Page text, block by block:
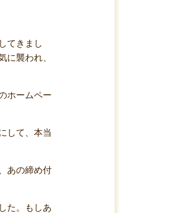
てきまし
に襲われ、
ホームペー
して、本当
あの締め付
た。もしあ